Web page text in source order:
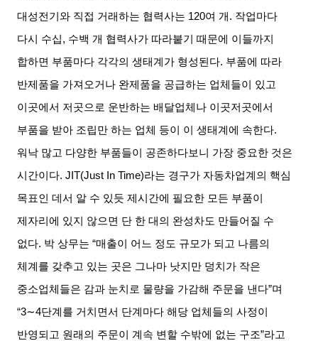
대성전기와 직접 거래하는 협력사는 120여 개 . 작업마다
다시 수십, 수백 개 협력사가 따라붙기 때문에 이들까지
합하면 부품마다 각각의 생태계가 형성된다. 부품에 따라
반제품을 가져오거나 완제품을 공급하는 업체들이 있고
이곳에서 저곳으로 운반하는 배달업체나 이곳저곳에서
부품을 받아 조립만 하는 업체 등이 이 생태계에 속한다.
워낙 많고 다양한 부품들이 공존하다보니 가장 중요한 것은
시간이다. JIT(Just In Time)라는 경구가 자동차업계의 핵심
목표인 데서 알 수 있듯 제시간에 필요한 모든 부품이
제자리에 있지 않으면 단 한 대의 완성차도 만들어질 수
없다. 박 상무는 “매출이 어느 정도 규모가 되고 나름의
체계를 갖추고 있는 곳은 그나마 낫지만 덩치가 작은
중소업체들은 감과 눈치로 물량을 가감해 주문을 낸다”며
“3∼4단계를 거치면서 단계마다 해당 업체들의 사정이
반영되고 원래의 주문이 계속 변할 수밖에 없는 구조”라고